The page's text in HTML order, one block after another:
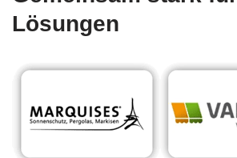
Lösungen